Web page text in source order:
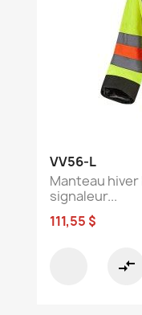
VV56-L
Manteau
signaleur...
111,55 $
compare_arrows